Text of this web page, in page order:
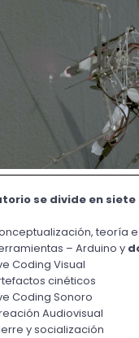
se divide en
teoría
– Arduino y
Coding Visual
cinéticos
Coding Sonoro
Audiovisual
y socialización